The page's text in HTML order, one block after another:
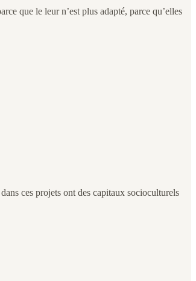
que le leur n’est plus adapté, parce qu’elles
ces projets ont des capitaux socioculturels